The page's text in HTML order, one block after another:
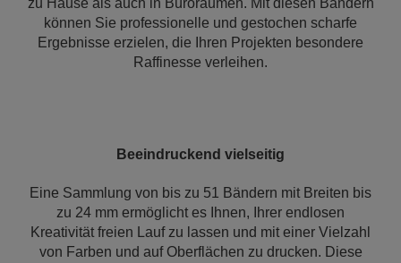
zu Hause als auch in Büroräumen. Mit diesen Bändern
können Sie professionelle und gestochen scharfe
Ergebnisse erzielen, die Ihren Projekten besondere
Raffinesse verleihen.
Beeindruckend vielseitig
Eine Sammlung von bis zu 51 Bändern mit Breiten bis
zu 24 mm ermöglicht es Ihnen, Ihrer endlosen
Kreativität freien Lauf zu lassen und mit einer Vielzahl
von Farben und auf Oberflächen zu drucken. Diese